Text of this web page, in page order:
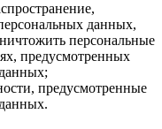
данных,
персональные
предусмотренных
предусмотренные